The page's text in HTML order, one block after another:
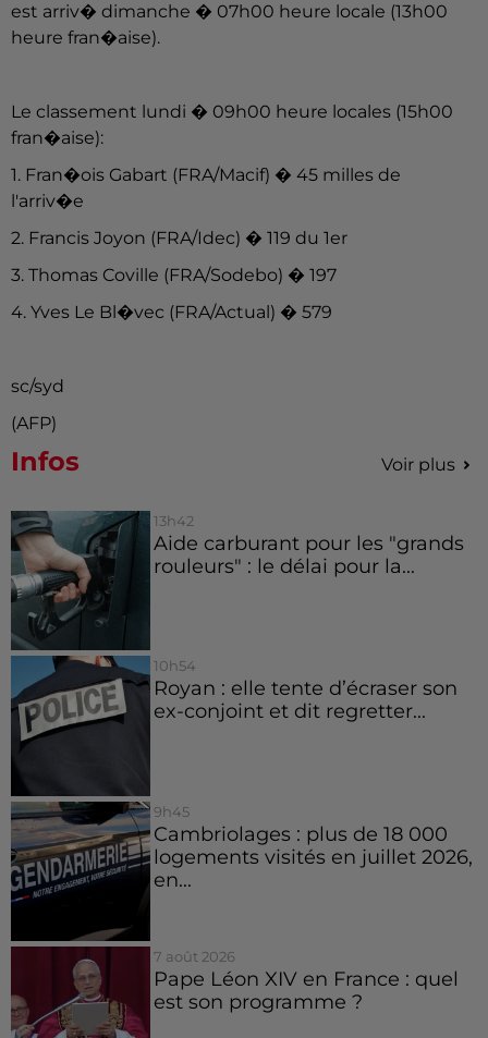
est arriv� dimanche � 07h00 heure locale (13h00
heure fran�aise).
Le classement lundi � 09h00 heure locales (15h00
fran�aise):
1. Fran�ois Gabart (FRA/Macif) � 45 milles de
l'arriv�e
2. Francis Joyon (FRA/Idec) � 119 du 1er
3. Thomas Coville (FRA/Sodebo) � 197
4. Yves Le Bl�vec (FRA/Actual) � 579
sc/syd
(AFP)
Infos Voir plus
13h42
Aide carburant pour les "grands
rouleurs" : le délai pour la...
10h54
Royan : elle tente d’écraser son
ex-conjoint et dit regretter...
9h45
Cambriolages : plus de 18 000
logements visités en juillet 2026,
en...
7 août 2026
Pape Léon XIV en France : quel
est son programme ?